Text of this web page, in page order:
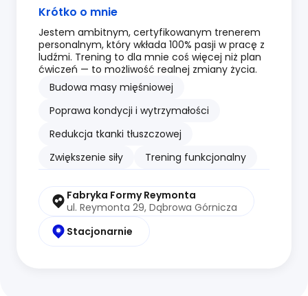
Krótko o mnie
Jestem ambitnym, certyfikowanym trenerem
personalnym, który wkłada 100% pasji w pracę z
ludźmi. Trening to dla mnie coś więcej niż plan
ćwiczeń — to możliwość realnej zmiany życia.
Budowa masy mięśniowej
Poprawa kondycji i wytrzymałości
Redukcja tkanki tłuszczowej
Zwiększenie siły
Trening funkcjonalny
Fabryka Formy Reymonta
ul. Reymonta 29, Dąbrowa Górnicza
Stacjonarnie